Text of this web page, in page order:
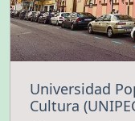
Universidad
Cultura